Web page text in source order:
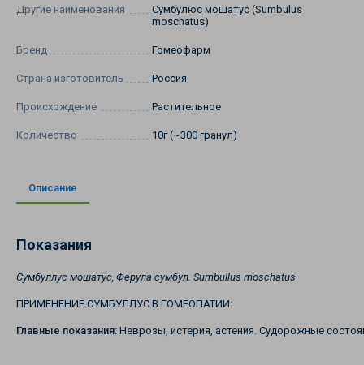
Другие наименования
Сумбулюс мошатус (Sumbulus
moschatus)
Бренд Гомеофарм
Страна изготовитель Россия
Происхождение Растительное
Количество 10г (~300 гранул)
Описание
Показания
Сумбуллус мошатус, Ферула сумбул. Sumbullus moschatus
ПРИМЕНЕНИЕ СУМБУЛЛУС В ГОМЕОПАТИИ:
Главные показания: Неврозы, истерия, астения. Судорожные